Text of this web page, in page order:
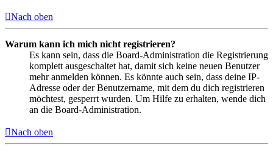
Nach oben
Warum kann ich mich nicht registrieren?
Es kann sein, dass die Board-Administration die Registrierung
komplett ausgeschaltet hat, damit sich keine neuen Benutzer
mehr anmelden können. Es könnte auch sein, dass deine IP-
Adresse oder der Benutzername, mit dem du dich registrieren
möchtest, gesperrt wurden. Um Hilfe zu erhalten, wende dich
an die Board-Administration.
Nach oben